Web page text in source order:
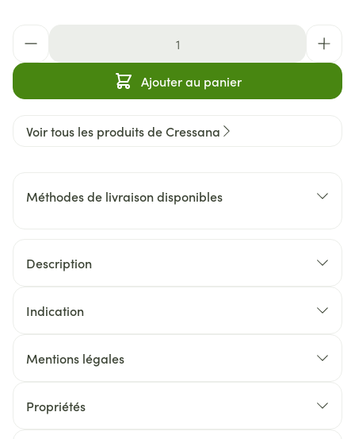
Ajouter au panier
Voir tous les produits de Cressana
Méthodes de livraison disponibles
Description
Indication
Mentions légales
Propriétés